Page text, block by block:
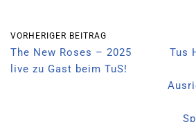
VORHERIGER BEITRAG
The New Roses – 2025
live zu Gast beim TuS!
Tus